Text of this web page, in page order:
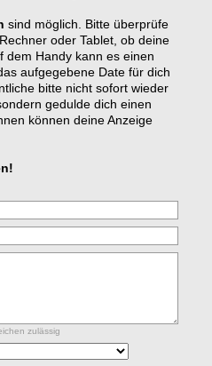
sind möglich. Bitte überprüfe
oder Tablet, ob deine
dem Handy kann es einen
aufgegebene Date für dich
bitte nicht sofort wieder
gedulde dich einen
können deine Anzeige
zulässig